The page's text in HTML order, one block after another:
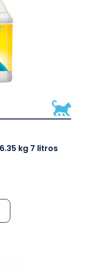
kg 7 litros